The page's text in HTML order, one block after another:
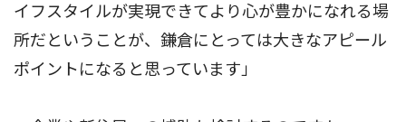
イフスタイルが実現できてより心が豊かになれる場
所だということが、鎌倉にとっては大きなアピール
ポイントになると思っています」